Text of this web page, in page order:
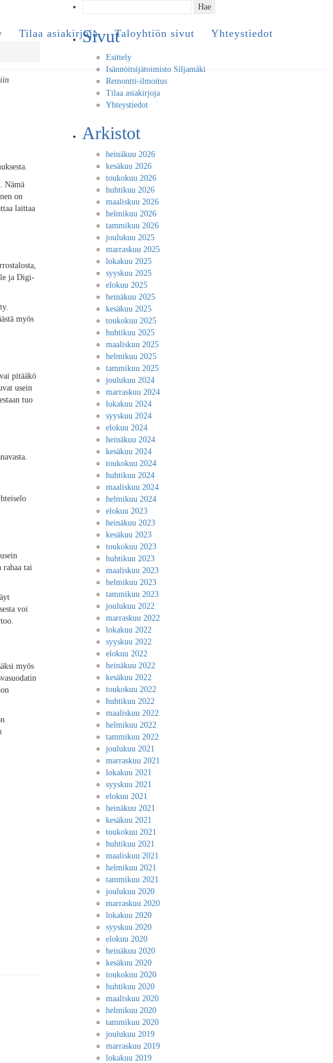
Tilaa asiakirjoja Taloyhtiön sivut Yhteystiedot
Nämä
on
laittaa
ja Digi-
myös
pitääkö
usein
tuo
rahaa tai
voi
myös
Sivut
Esittely
Isännöitsijätoimisto Siljamäki
Remontti-ilmoitus
Tilaa asiakirjoja
Yhteystiedot
Arkistot
heinäkuu 2026
kesäkuu 2026
toukokuu 2026
huhtikuu 2026
maaliskuu 2026
helmikuu 2026
tammikuu 2026
joulukuu 2025
marraskuu 2025
lokakuu 2025
syyskuu 2025
elokuu 2025
heinäkuu 2025
kesäkuu 2025
toukokuu 2025
huhtikuu 2025
maaliskuu 2025
helmikuu 2025
tammikuu 2025
joulukuu 2024
marraskuu 2024
lokakuu 2024
syyskuu 2024
elokuu 2024
heinäkuu 2024
kesäkuu 2024
toukokuu 2024
huhtikuu 2024
maaliskuu 2024
helmikuu 2024
elokuu 2023
heinäkuu 2023
kesäkuu 2023
toukokuu 2023
huhtikuu 2023
maaliskuu 2023
helmikuu 2023
tammikuu 2023
joulukuu 2022
marraskuu 2022
lokakuu 2022
syyskuu 2022
elokuu 2022
heinäkuu 2022
kesäkuu 2022
toukokuu 2022
huhtikuu 2022
maaliskuu 2022
helmikuu 2022
tammikuu 2022
joulukuu 2021
marraskuu 2021
lokakuu 2021
syyskuu 2021
elokuu 2021
heinäkuu 2021
kesäkuu 2021
toukokuu 2021
huhtikuu 2021
maaliskuu 2021
helmikuu 2021
tammikuu 2021
joulukuu 2020
marraskuu 2020
lokakuu 2020
syyskuu 2020
elokuu 2020
heinäkuu 2020
kesäkuu 2020
toukokuu 2020
huhtikuu 2020
maaliskuu 2020
helmikuu 2020
tammikuu 2020
joulukuu 2019
marraskuu 2019
lokakuu 2019